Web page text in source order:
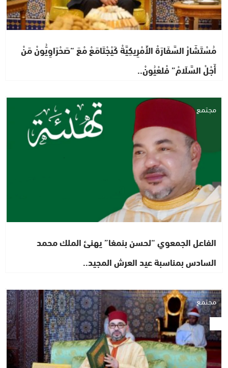
مُسْتَشَارْ السَّفَارَةْ الأَمْرِيكِيَّةْ كَيْجْتَامَعْ مْعَ “صَحْرَاوِيُّونْ مَنْ
أَجْلْ السَّلَامْ” فْلعْيُونْ..
مجتمع
الفاعل الجمعوي “لحسن بنمغا” يهنئ الملك محمد
السادس بمناسبة عيد العرش المجيد..
مجتمع